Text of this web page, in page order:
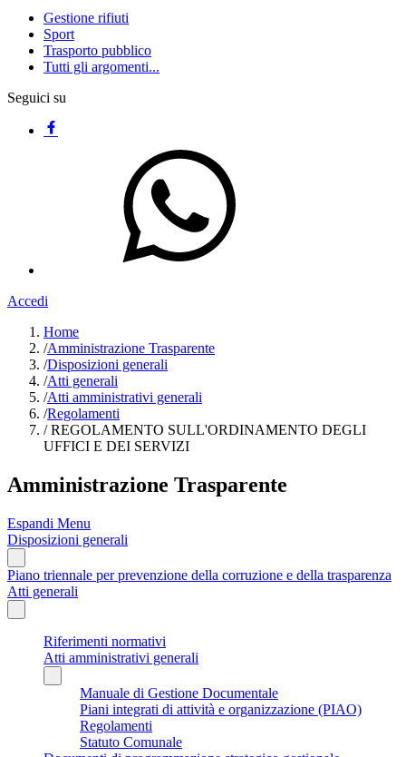
Gestione rifiuti
Sport
Trasporto pubblico
Tutti gli argomenti...
Seguici su
Accedi
Home
/Amministrazione Trasparente
/Disposizioni generali
/Atti generali
/Atti amministrativi generali
/Regolamenti
/REGOLAMENTO SULL'ORDINAMENTO DEGLI
UFFICI E DEI SERVIZI
Amministrazione Trasparente
Espandi Menu
Disposizioni generali
Piano triennale per prevenzione della corruzione e della trasparenza
Atti generali
Riferimenti normativi
Atti amministrativi generali
Manuale di Gestione Documentale
Piani integrati di attività e organizzazione (PIAO)
Regolamenti
Statuto Comunale